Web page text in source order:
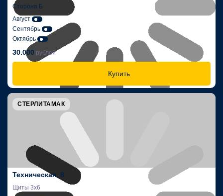
Сторона Б
Август
Сентябрь
Октябрь
30.000 рублей
Купить
СТЕРЛИТАМАК
Техническая, 8
Щиты 3х6